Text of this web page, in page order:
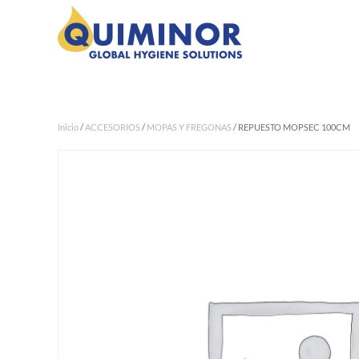
Ir al contenido principal
Inicio/ACCESORIOS/ MOPAS Y FREGONAS/ REPUESTO MOPSEC 100CM